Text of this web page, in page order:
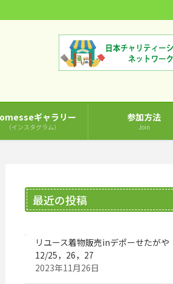
ギャラリー
（インスタグラム）
参加方法
Join
最近の投稿
リユース着物販売inデポーせたがや
12/25，26，27
2023年11月26日